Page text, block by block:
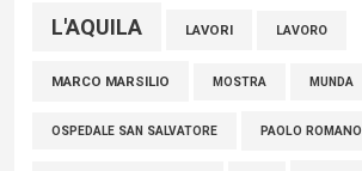
L'AQUILA LAVORI LAVORO
MARCO MARSILIO MOSTRA MUNDA
OSPEDALE SAN SALVATORE PAOLO ROMANO